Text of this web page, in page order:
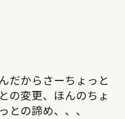
だからさーちょっと
の変更、ほんのちょ
との諦め、、、